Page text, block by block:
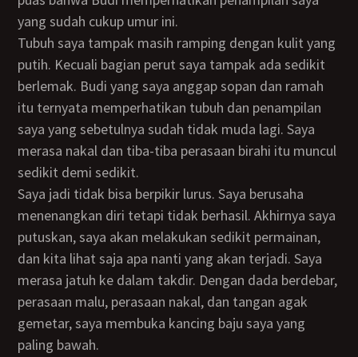
yang sudah cukup umur ini.
Tubuh saya tampak masih ramping dengan kulit yang
putih. Kecuali bagian perut saya tampak ada sedikit
berlemak. Budi yang saya anggap sopan dan ramah
itu ternyata memperhatikan tubuh dan penampilan
saya yang sebetulnya sudah tidak muda lagi. Saya
merasa nakal dan tiba-tiba perasaan birahi itu muncul
sedikit demi sedikit.
Saya jadi tidak bisa berpikir lurus. Saya berusaha
menenangkan diri tetapi tidak berhasil. Akhirnya saya
putuskan, saya akan melakukan sedikit permainan,
dan kita lihat saja apa nanti yang akan terjadi. Saya
merasa jatuh ke dalam takdir. Dengan dada berdebar,
perasaan malu, perasaan nakal, dan tangan agak
gemetar, saya membuka kancing baju saya yang
paling bawah.